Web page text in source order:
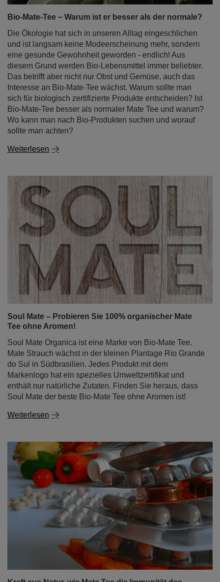
Bio-Mate-Tee − Warum ist er besser als der normale?
Die Ökologie hat sich in unseren Alltag eingeschlichen
und ist langsam keine Modeerscheinung mehr, sondern
eine gesunde Gewohnheit geworden - endlich! Aus
diesem Grund werden Bio-Lebensmittel immer beliebter.
Das betrifft aber nicht nur Obst und Gemüse, auch das
Interesse an Bio-Mate-Tee wächst. Warum sollte man
sich für biologisch zertifizierte Produkte entscheiden? Ist
Bio-Mate-Tee besser als normaler Mate Tee und warum?
Wo kann man nach Bio-Produkten suchen und worauf
sollte man achten?
Weiterlesen
Soul Mate – Probieren Sie 100% organischer Mate
Tee ohne Aromen!
Soul Mate Organica ist eine Marke von Bio-Mate Tee.
Mate Strauch wächst in der kleinen Plantage Rio Grande
do Sul in Südbrasilien. Jedes Produkt mit dem
Markenlogo hat ein spezielles Umweltzertifikat und
enthält nur natürliche Zutaten. Finden Sie heraus, dass
Soul Mate der beste Bio-Mate Tee ohne Aromen ist!
Weiterlesen